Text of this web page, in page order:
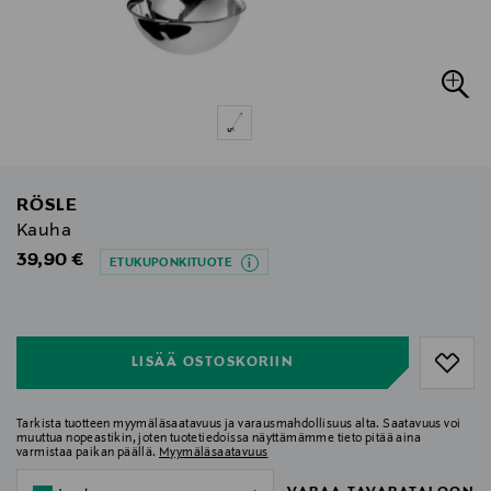
RÖSLE
Kauha
Original Price
39,90 € ETUKUPONKITUOTE
LISÄÄ OSTOSKORIIN
Tarkista tuotteen myymäläsaatavuus ja varausmahdollisuus alta. Saatavuus voi
muuttua nopeastikin, joten tuotetiedoissa näyttämämme tieto pitää aina
varmistaa paikan päällä. Myymäläsaatavuus